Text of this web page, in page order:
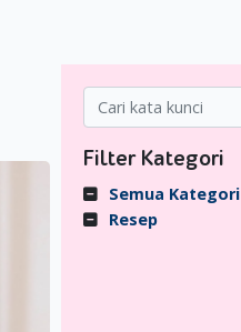
Filter Kategori
Semua Kategori
Resep